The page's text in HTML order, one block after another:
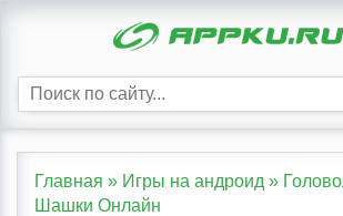
Главная » Игры на андроид »
Шашки Oнлайн